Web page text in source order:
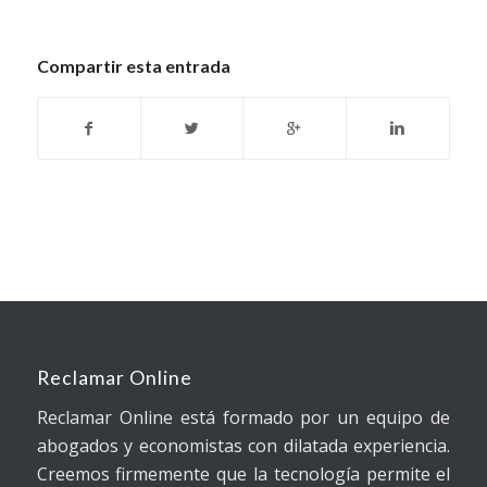
Compartir esta entrada
Reclamar Online
Reclamar Online está formado por un equipo de
abogados y economistas con dilatada experiencia.
Creemos firmemente que la tecnología permite el